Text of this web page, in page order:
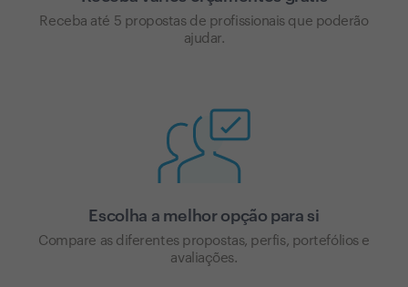
Receba até 5 propostas de profissionais que poderão
ajudar.
Escolha a melhor opção para si
Compare as diferentes propostas, perfis, portefólios e
avaliações.